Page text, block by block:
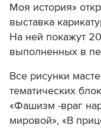
Моя история»
выставка
На ней покажут
выполненных в
Все рисунки
тематических
«Фашизм -враг
мировой», «В